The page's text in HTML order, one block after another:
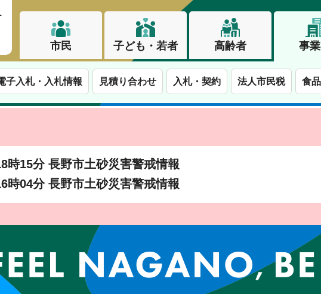
市民 子ども・若者 高齢者 事
子入札・入札情報 見積り合わせ 入札・契約 法人市民税 食
時15分 長野市土砂災害警戒情報
時04分 長野市土砂災害警戒情報
この街で、わたしらしく生きる。長